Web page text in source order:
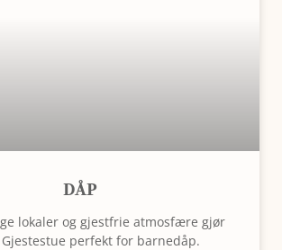
DÅP
lokaler og gjestfrie atmosfære gjør
perfekt for barnedåp.